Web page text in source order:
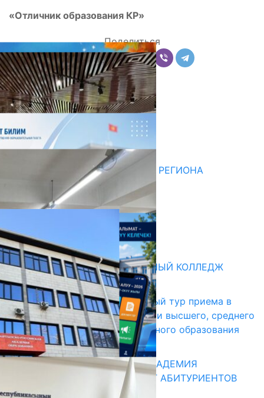
«Отличник образования КР»
Поделиться
Комментарии
Последние новости
НЕДЕЛЯ В ОБЗОРЕ
07.08.2026
ДЛЯ МЕТОДИСТОВ ЮЖНОГО РЕГИОНА
НАЧАЛОСЬ ОБУЧЕНИЕ
05.08.2026
31.07.2026
Абитуриент
БИШКЕКСКИЙ УНИВЕРСАЛЬНЫЙ КОЛЛЕДЖ
17.07.2026
В Кыргызстане начался первый тур приема в
образовательные организации высшего, среднего
и начального профессионального образования
13.07.2026
КЫРГЫЗКО-РОССИЙСКАЯ АКАДЕМИЯ
ОБРАЗОВАНИЯ ПРИГЛАШАЕТ АБИТУРИЕНТОВ
10.07.2026